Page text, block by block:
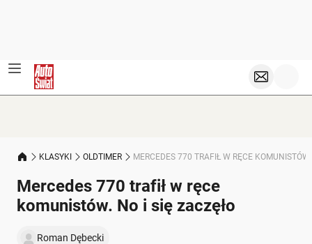
KLASYKI OLDTIMER MERCEDES 770 TRAFIŁ W RĘCE
Mercedes 770 trafił w ręce
komunistów. No i się zaczęło
Roman Dębecki